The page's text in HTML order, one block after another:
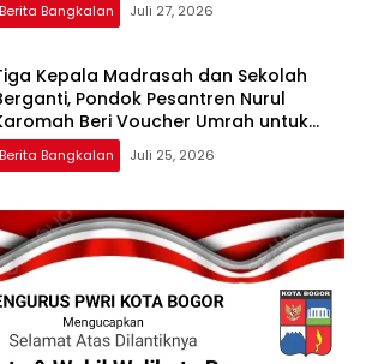
Berita Bangkalan Juli 27, 2026
Kepala Madrasah dan Sekolah
Pondok Pesantren Nurul
Beri Voucher Umrah untuk
Purna Tugas
Berita Bangkalan Juli 25, 2026